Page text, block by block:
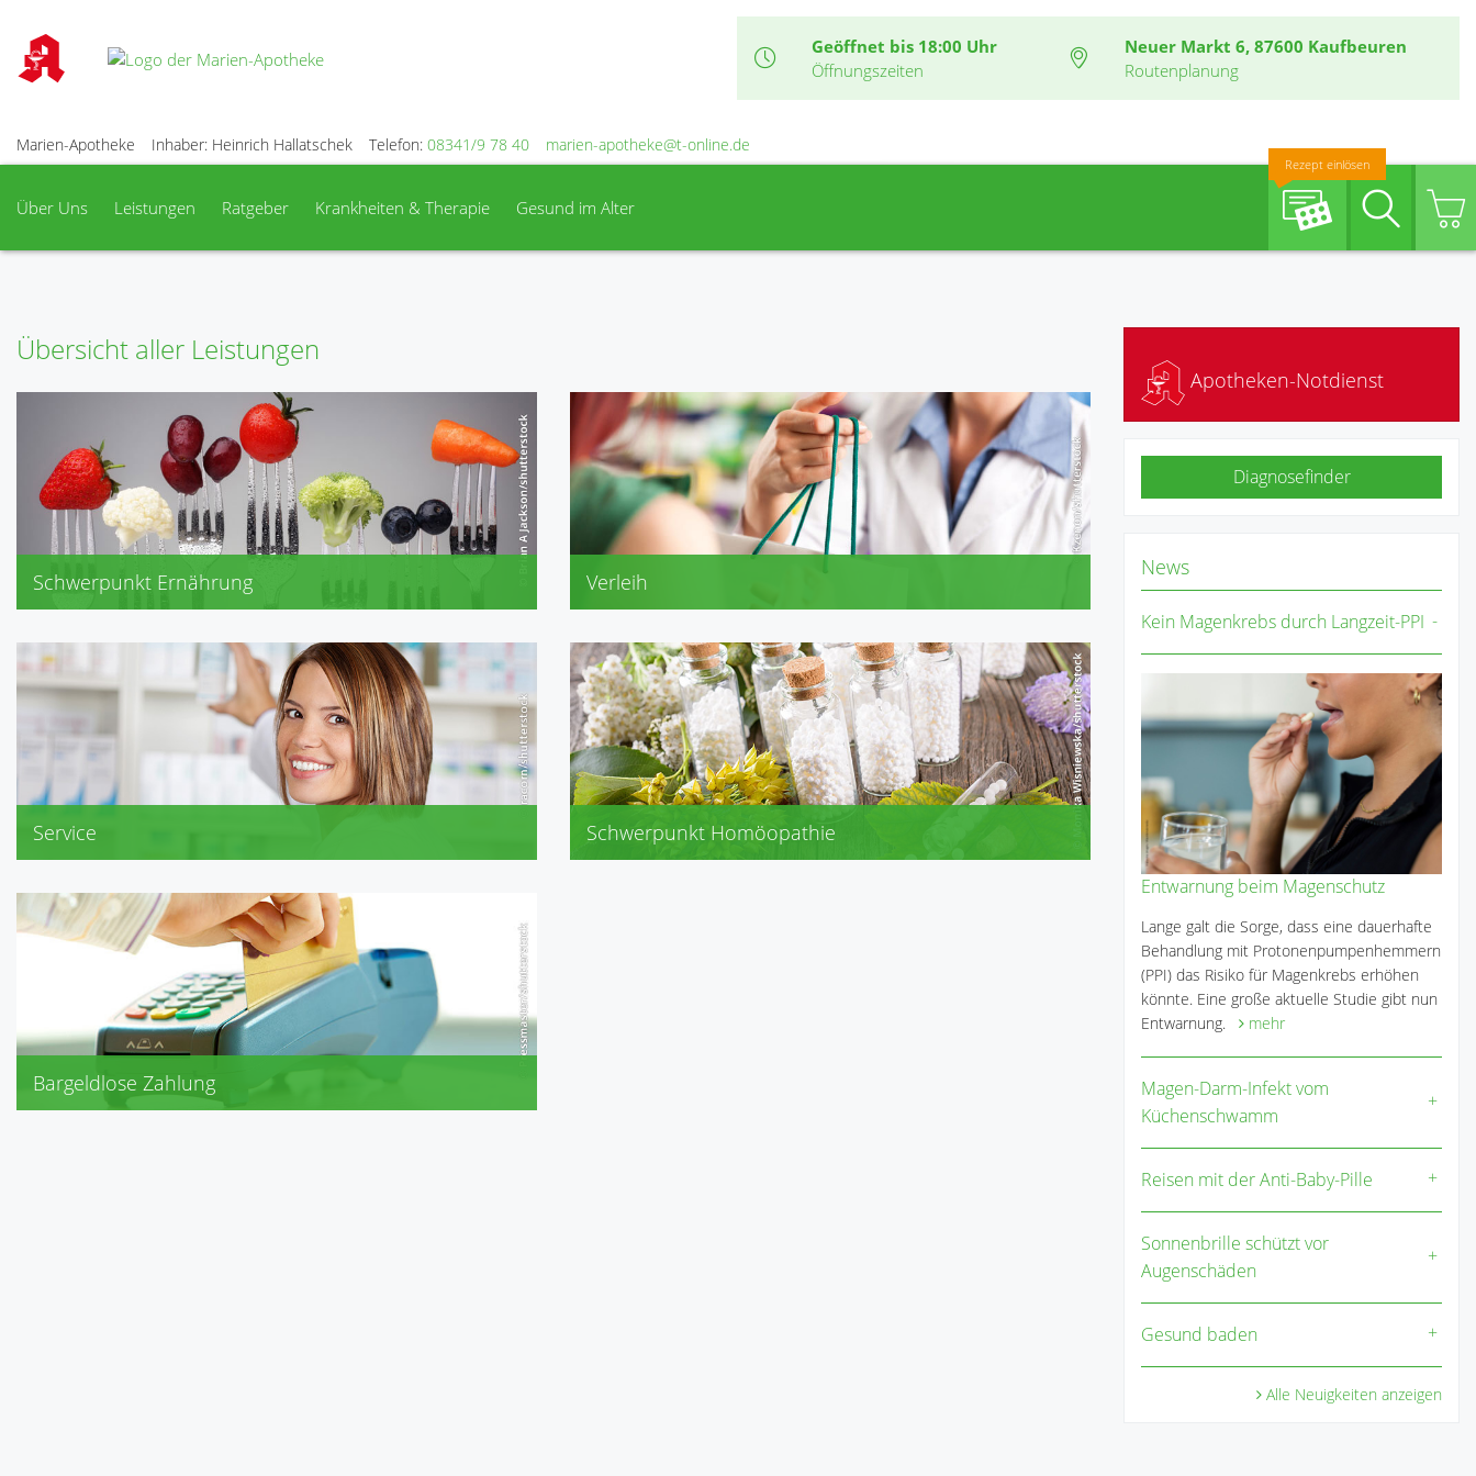
Geöffnet bis 18:00 Uhr
Öffnungszeiten
Neuer Markt 6, 87600 Kaufbeuren
Routenplanung
Marien-Apotheke Inhaber: Heinrich Hallatschek Telefon: 08341/9 78 40 marien-apotheke@t-online.de
Über Uns Leistungen Ratgeber Krankheiten & Therapie Gesund im Alter
Rezept einlösen
Suche
Übersicht aller Leistungen
Schwerpunkt Ernährung
Cholesterin, Diabetes, Übergewicht
Gicht, Senioren
Schwangerschaft, Stillzeit
Verleih
Blutdruckmessgeräte
Pariboy
elektrische Milchpumpen
Service Schwerpunkt Homöopathie
Bargeldlose Zahlung
Apotheken-Notdienst
Diagnosefinder
News
Kein Magenkrebs durch Langzeit-PPI
Entwarnung beim Magenschutz
Lange galt die Sorge, dass eine dauerhafte
Behandlung mit Protonenpumpenhemmern
(PPI) das Risiko für Magenkrebs erhöhen
könnte. Eine große aktuelle Studie gibt nun
Entwarnung.
mehr
Magen-Darm-Infekt vom
Küchenschwamm
Reisen mit der Anti-Baby-Pille
Sonnenbrille schützt vor
Augenschäden
Gesund baden
Alle Neuigkeiten anzeigen